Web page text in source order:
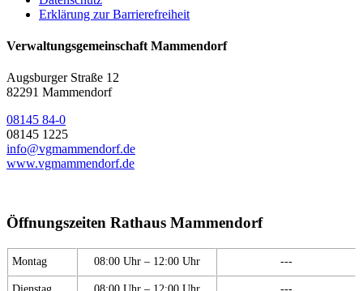
Erklärung zur Barrierefreiheit
Verwaltungsgemeinschaft Mammendorf
Augsburger Straße 12
82291 Mammendorf
08145 84-0
08145 1225
info@vgmammendorf.de
www.vgmammendorf.de
Öffnungszeiten Rathaus Mammendorf
Montag 08:00 Uhr – 12:00 Uhr ---
Dienstag 08:00 Uhr – 12:00 Uhr ---